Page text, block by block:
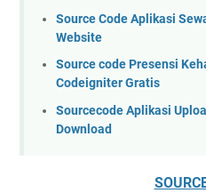
Source Code Aplikasi
Website
Source code Presensi
Codeigniter Gratis
Sourcecode Aplikasi
Download